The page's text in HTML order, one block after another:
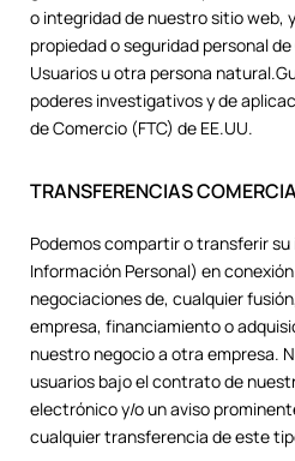
o integridad de nuestro sitio web,
propiedad o seguridad personal
Usuarios u otra persona
poderes investigativos y de
de Comercio (FTC) de EE.UU.
TRANSFERENCIAS
Podemos compartir o transferir
Información Personal) en
negociaciones de, cualquier
empresa, financiamiento o
nuestro negocio a otra empresa.
usuarios bajo el contrato de
electrónico y/o un aviso
cualquier transferencia de este